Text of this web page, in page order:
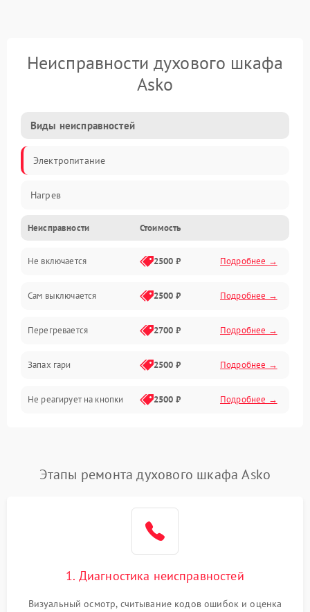
Неисправности духового шкафа
Asko
Виды неисправностей
Электропитание
Нагрев
Неисправности Стоимость
Не включается 2500 ₽ Подробнее →
Сам выключается 2500 ₽ Подробнее →
Перегревается 2700 ₽ Подробнее →
Запах гари 2500 ₽ Подробнее →
Не реагирует на кнопки 2500 ₽ Подробнее →
Этапы ремонта духового шкафа Asko
1. Диагностика неисправностей
Визуальный осмотр, считывание кодов ошибок и оценка